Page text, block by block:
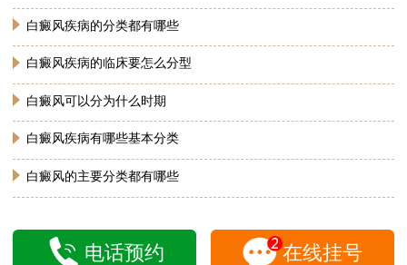
白癜风疾病的分类都有哪些
白癜风疾病的临床要怎么分型
白癜风可以分为什么时期
白癜风疾病有哪些基本分类
白癜风的主要分类都有哪些
电话预约 在线挂号